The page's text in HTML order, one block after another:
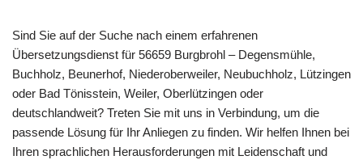
Sind Sie auf der Suche nach einem erfahrenen
Übersetzungsdienst für 56659 Burgbrohl – Degensmühle,
Buchholz, Beunerhof, Niederoberweiler, Neubuchholz, Lützingen
oder Bad Tönisstein, Weiler, Oberlützingen oder
deutschlandweit? Treten Sie mit uns in Verbindung, um die
passende Lösung für Ihr Anliegen zu finden. Wir helfen Ihnen bei
Ihren sprachlichen Herausforderungen mit Leidenschaft und